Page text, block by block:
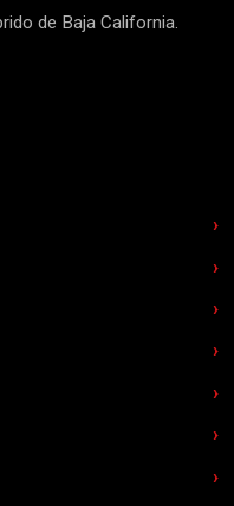
de Baja California.